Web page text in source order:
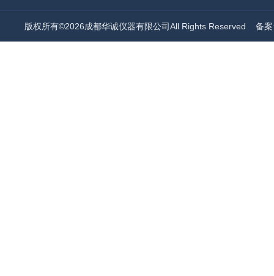
版权所有©2026成都华诚仪器有限公司All Rights Reserved 备